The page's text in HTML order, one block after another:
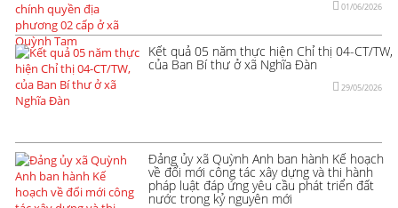
01/06/2026
Kết quả 05 năm thực hiện Chỉ thị 04-CT/TW,
của Ban Bí thư ở xã Nghĩa Đàn
29/05/2026
Đảng ủy xã Quỳnh Anh ban hành Kế hoạch
về đổi mới công tác xây dựng và thi hành
pháp luật đáp ứng yêu cầu phát triển đất
nước trong kỷ nguyên mới